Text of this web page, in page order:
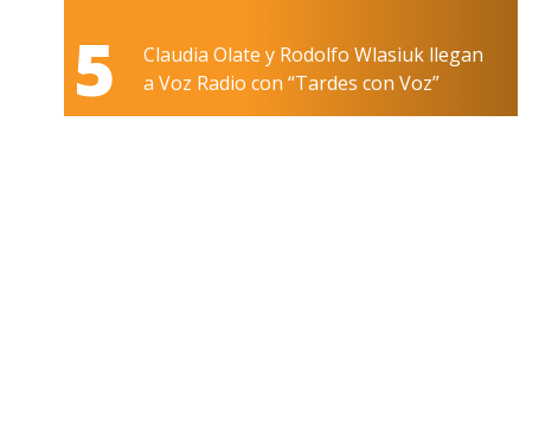
5
Claudia Olate y Rodolfo Wlasiuk llegan
a Voz Radio con “Tardes con Voz”